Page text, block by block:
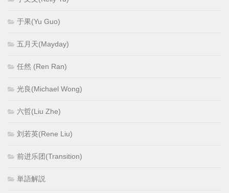
于果(Yu Guo)
五月天(Mayday)
任然 (Ren Ran)
光良(Michael Wong)
六哲(Liu Zhe)
刘若英(Rene Liu)
前进乐团(Transition)
単語解説